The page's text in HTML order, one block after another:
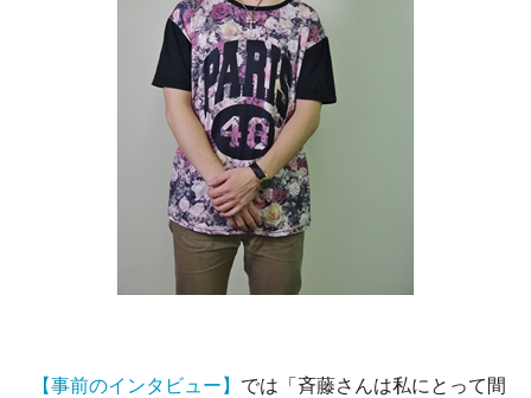
【事前のインタビュー】 では「斉藤さんは私にとって間